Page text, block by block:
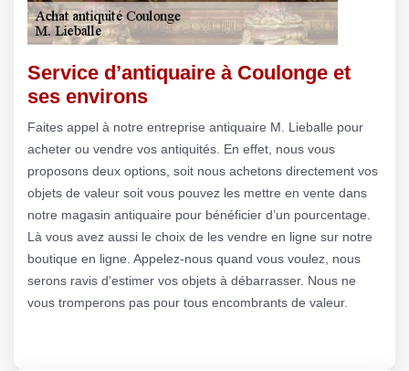
Service d’antiquaire à Coulonge et
ses environs
Faites appel à notre entreprise antiquaire M. Lieballe pour
acheter ou vendre vos antiquités. En effet, nous vous
proposons deux options, soit nous achetons directement vos
objets de valeur soit vous pouvez les mettre en vente dans
notre magasin antiquaire pour bénéficier d’un pourcentage.
Là vous avez aussi le choix de les vendre en ligne sur notre
boutique en ligne. Appelez-nous quand vous voulez, nous
serons ravis d’estimer vos objets à débarrasser. Nous ne
vous tromperons pas pour tous encombrants de valeur.